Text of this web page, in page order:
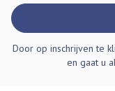
Door op inschrijven te
en gaat u